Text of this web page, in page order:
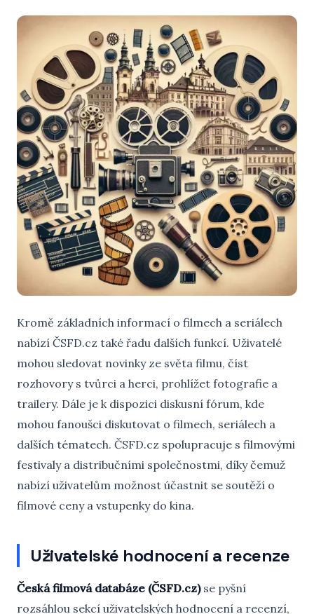
Kromě základních informací o filmech a seriálech
nabízí ČSFD.cz také řadu dalších funkcí. Uživatelé
mohou sledovat novinky ze světa filmu, číst
rozhovory s tvůrci a herci, prohlížet fotografie a
trailery. Dále je k dispozici diskusní fórum, kde
mohou fanoušci diskutovat o filmech, seriálech a
dalších tématech. ČSFD.cz spolupracuje s filmovými
festivaly a distribučními společnostmi, díky čemuž
nabízí uživatelům možnost účastnit se soutěží o
filmové ceny a vstupenky do kina.
Uživatelské hodnocení a recenze
Česká filmová databáze (ČSFD.cz)se pyšní
rozsáhlou sekcí uživatelských hodnocení a recenzí,